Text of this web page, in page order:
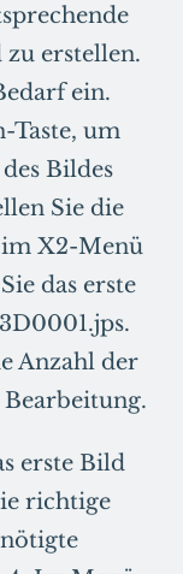
erstellen.
ein.
Taste, um
Bildes
Sie die
X2-Menü
das erste
Anzahl der
erste Bild
richtige